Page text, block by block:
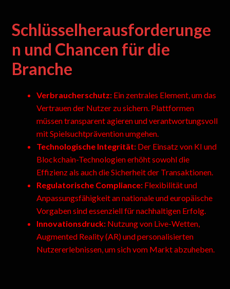
Schlüsselherausforderunge
n und Chancen für die
Branche
Verbraucherschutz:Ein zentrales Element, um das
Vertrauen der Nutzer zu sichern. Plattformen
müssen transparent agieren und verantwortungsvoll
mit Spielsuchtprävention umgehen.
Technologische Integrität:Der Einsatz von KI und
Blockchain-Technologien erhöht sowohl die
Effizienz als auch die Sicherheit der Transaktionen.
Regulatorische Compliance:Flexibilität und
Anpassungsfähigkeit an nationale und europäische
Vorgaben sind essenziell für nachhaltigen Erfolg.
Innovationsdruck:Nutzung von Live-Wetten,
Augmented Reality (AR) und personalisierten
Nutzererlebnissen, um sich vom Markt abzuheben.